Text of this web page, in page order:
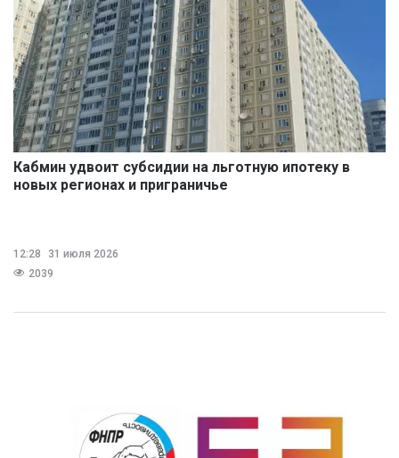
Кабмин удвоит субсидии на льготную ипотеку в
новых регионах и приграничье
12:28
31 июля 2026
2039